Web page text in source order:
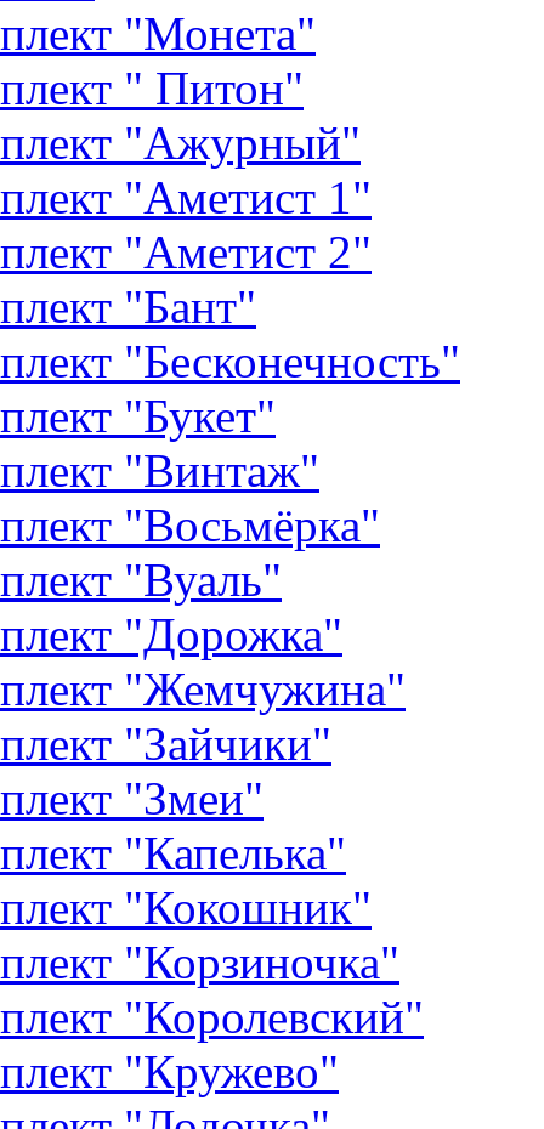
"Монета"
" Питон"
"Ажурный"
"Аметист 1"
"Аметист 2"
"Бант"
"Бесконечность"
"Букет"
"Винтаж"
"Восьмёрка"
"Вуаль"
"Дорожка"
"Жемчужина"
"Зайчики"
"Змеи"
"Капелька"
"Кокошник"
"Корзиночка"
"Королевский"
"Кружево"